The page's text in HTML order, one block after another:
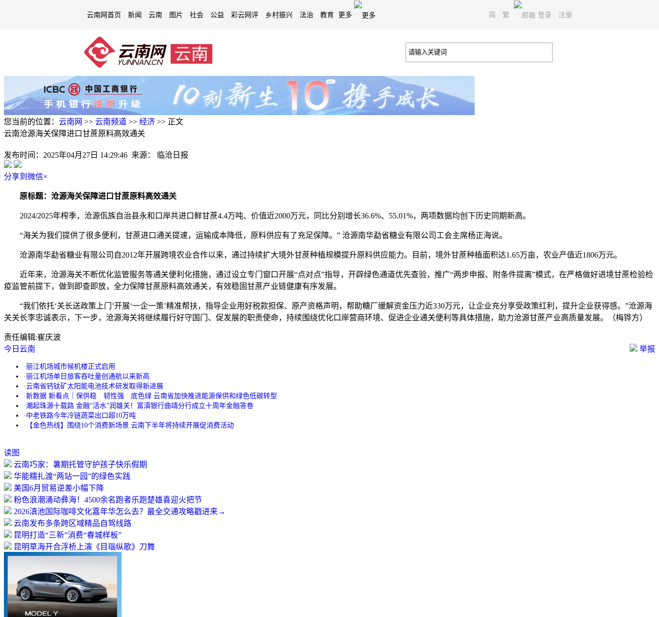
云南网首页 新闻 云南 图片 社会 公益 彩云网评 乡村振兴 法治 教育 更多 简 繁 登录 注册
您当前的位置： 云南网 >> 云南频道 >> 经济 >> 正文
云南沧源海关保障进口甘蔗原料高效通关
发布时间： 2025年04月27日 14:29:46 来源： 临沧日报
分享到微信×
原标题：沧源海关保障进口甘蔗原料高效通关
2024/2025年榨季，沧源佤族自治县永和口岸共进口鲜甘蔗4.4万吨、价值近2000万元，同比分别增长36.6%、55.01%，两项数据均创下历史同期新高。
“海关为我们提供了很多便利，甘蔗进口通关提速，运输成本降低，原料供应有了充足保障。” 沧源南华勐省糖业有限公司工会主席杨正海说。
沧源南华勐省糖业有限公司自2012年开展跨境农业合作以来，通过持续扩大境外甘蔗种植规模提升原料供应能力。目前，境外甘蔗种植面积达1.65万亩，农业产值近1806万元。
近年来，沧源海关不断优化监管服务等通关便利化措施，通过设立专门窗口开展“点对点”指导，开辟绿色通道优先查验，推广“两步申报、附条件提离”模式，在严格做好进境甘蔗检验检
疫监管前提下，做到即查即放，全力保障甘蔗原料高效通关，有效稳固甘蔗产业链健康有序发展。
“我们依托‘关长送政策上门’开展‘一企一策’精准帮扶，指导企业用好税款担保、原产资格声明，帮助糖厂缓解资金压力近330万元，让企业充分享受政策红利，提升企业获得感。”沧源海
关关长李忠诚表示，下一步，沧源海关将继续履行好守国门、促发展的职责使命，持续围绕优化口岸营商环境、促进企业通关便利等具体措施，助力沧源甘蔗产业高质量发展。（梅铧方）
责任编辑:崔庆波
今日云南
举报
· 丽江机场城市候机楼正式启用
· 丽江机场单日旅客吞吐量创通航以来新高
·云南省钙钛矿太阳能电池技术研发取得新进展
·新数据 新看点｜保供稳 韧性强 底色绿 云南省加快推进能源保供和绿色低碳转型
·潮起珠源十载路 金融“活水”润雄关！富滇银行曲靖分行成立十周年金融答卷
· 中老铁路今年冷链蔬菜出口超10万吨
·
【金色热线】围绕10个消费新场景 云南下半年将持续开展促消费活动
读图
云南巧家：暑期托管守护孩子快乐假期
华能糯扎渡“两站一园”的绿色实践
美国6月贸易逆差小幅下降
粉色浪潮涌动彝海！4500余名跑者乐跑楚雄喜迎火把节
2026滇池国际咖啡文化嘉年华怎么去？最全交通攻略戳进来→
云南发布多条跨区域精品自驾线路
昆明打造“三新”消费“春城样板”
昆明草海开合浮桥上演《目瑙纵歌》刀舞